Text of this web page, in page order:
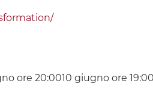
ore 20:0010 giugno ore